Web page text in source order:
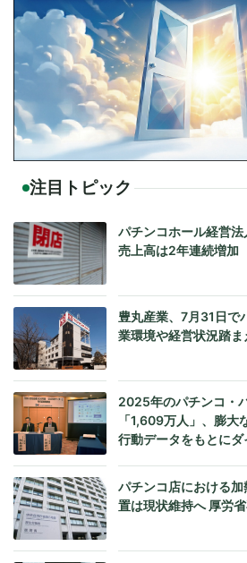
注目トピック
パチンコホール経営
売上高は2年連続増加
豊丸産業、7月31日
業環境や経営状況踏ま
2025年のパチンコ・
「1,609万人」、膨大
行動データをもとに
パチンコ店における
置は現状維持へ 厚労